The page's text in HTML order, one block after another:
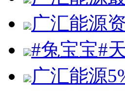
广汇能源
#兔宝宝#
广汇能源